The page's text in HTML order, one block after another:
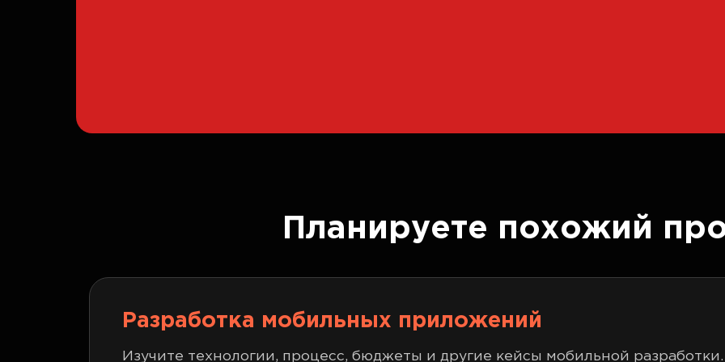
Планируете похожий
Разработка мобильных приложений
Изучите технологии, процесс, бюджеты и другие кейсы мобильной разработки.